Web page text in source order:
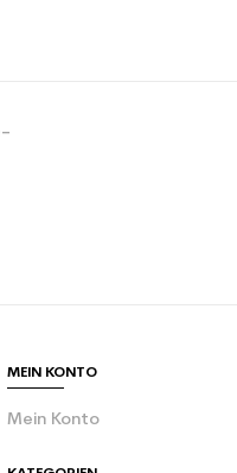
MEIN KONTO
Mein Konto